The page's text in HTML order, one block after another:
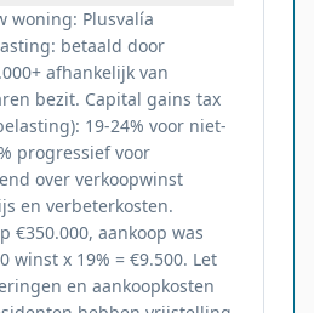
woning: Plusvalía
betaald door
afhankelijk van
bezit. Capital gains tax
19-24% voor niet-
progressief voor
over verkoopwinst
en verbeterkosten.
€350.000, aankoop was
winst x 19% = €9.500. Let
en aankoopkosten